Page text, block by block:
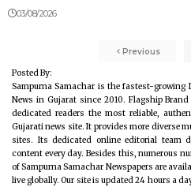
03/08/2026
Previous
Posted By:
Sampurna Samachar is the fastest-growing
News in Gujarat since 2010. Flagship
dedicated readers the most reliable,
Gujarati news site. It provides more diverse
sites. Its dedicated online editorial team
content every day. Besides this, numerous
of Sampurna Samachar Newspapers are
live globally. Our site is updated 24 hours a